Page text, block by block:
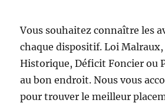
Vous souhaitez connaître les
chaque dispositif. Loi
Historique, Déficit Foncier ou
au bon endroit. Nous vous
pour trouver le meilleur